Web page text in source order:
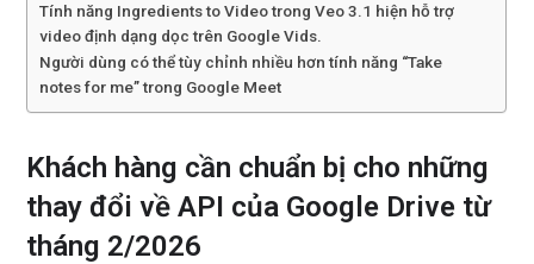
Tính năng Ingredients to Video trong Veo 3.1 hiện hỗ trợ
video định dạng dọc trên Google Vids.
Người dùng có thể tùy chỉnh nhiều hơn tính năng “Take
notes for me” trong Google Meet
Khách hàng cần chuẩn bị cho những
thay đổi về API của Google Drive từ
tháng 2/2026